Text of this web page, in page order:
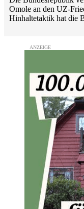
Omole an den UZ-
Hinhaltetaktik hat die